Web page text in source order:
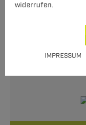
widerrufen.
IMPRESSUM
Das